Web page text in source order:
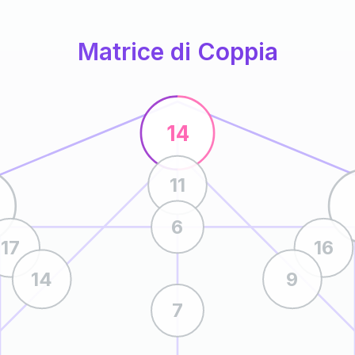
Matrice di Coppia
14
11
6
7
17
14
16
9